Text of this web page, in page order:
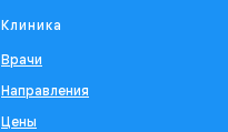
Клиника
Врачи
Направления
Цены